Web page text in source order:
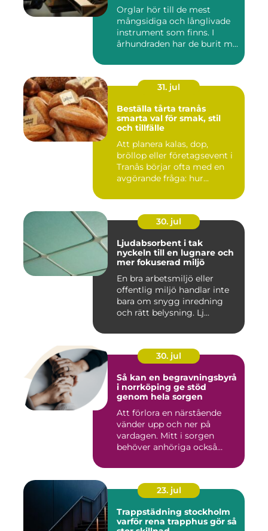
Orglar hör till de mest
mångsidiga och långlivade
instrument som finns. I
århundraden har de burit m...
31. jul
Beställa tårta tranås
smarta val för smak, stil
och tillfälle
Att planera kalas, dop,
bröllop eller företagsevent i
Tranås börjar ofta med en
avgörande fråga: hur...
30. jul
Ljudabsorbent i tak
nyckeln till en lugnare och
mer fokuserad miljö
En bra arbetsmiljö eller
offentlig miljö handlar inte
bara om snygg inredning
och rätt belysning. Lj...
30. jul
Så kan en begravningsbyrå
i norrköping ge stöd
genom hela sorgen
Att förlora en närstående
vänder upp och ner på
vardagen. Mitt i sorgen
behöver anhöriga också
23. jul
Trappstädning stockholm
varför rena trapphus gör så